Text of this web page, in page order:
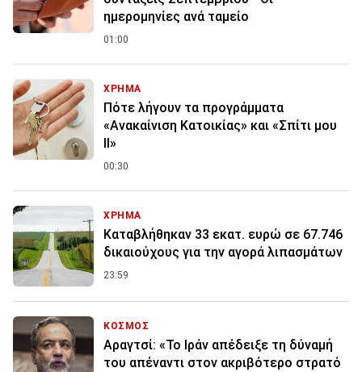
ημερομηνίες ανά ταμείο
01:00
ΧΡΗΜΑ
Πότε λήγουν τα προγράμματα
«Ανακαίνιση Κατοικίας» και «Σπίτι μου
ΙΙ»
00:30
ΧΡΗΜΑ
Καταβλήθηκαν 33 εκατ. ευρώ σε 67.746
δικαιούχους για την αγορά λιπασμάτων
23:59
ΚΟΣΜΟΣ
Αραγτσί: «Το Ιράν απέδειξε τη δύναμή
του απέναντι στον ακριβότερο στρατό